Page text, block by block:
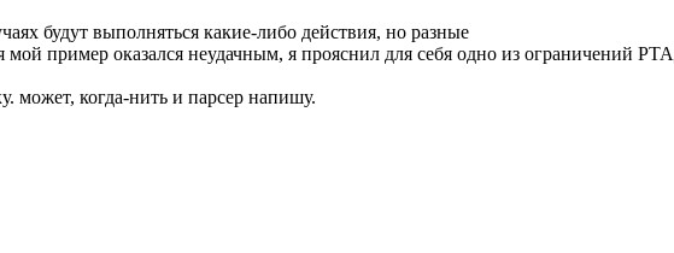
будут выполняться какие-либо действия, но разные
мой пример оказался неудачным, я прояснил для себя одно из ограничений
может, когда-нить и парсер напишу.